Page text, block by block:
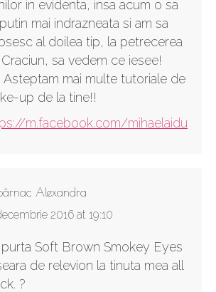
in evidenta, insa acum o sa
mai indrazneata si am sa
al doilea tip, la petrecerea
sa vedem ce iesee!
Asteptam mai multe tutoriale de
up de la tine!!
m.facebook.com/mihaelaidu
Alexandra
2016 at 19:10
Soft Brown Smokey Eyes
de relevion la tinuta mea all
?